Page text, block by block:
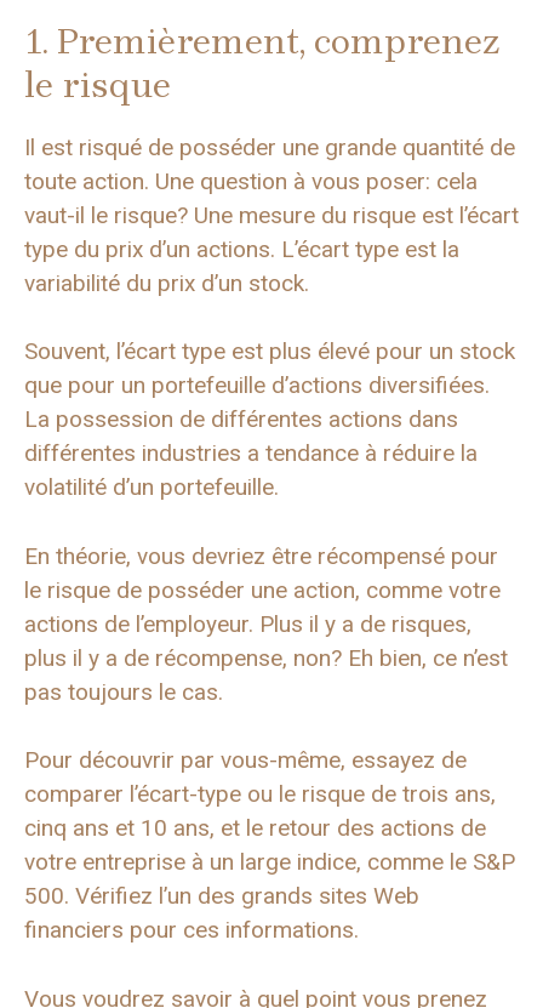
1. Premièrement, comprenez
le risque
Il est risqué de posséder une grande quantité de
toute action. Une question à vous poser: cela
vaut-il le risque? Une mesure du risque est l’écart
type du prix d’un actions. L’écart type est la
variabilité du prix d’un stock.
Souvent, l’écart type est plus élevé pour un stock
que pour un portefeuille d’actions diversifiées.
La possession de différentes actions dans
différentes industries a tendance à réduire la
volatilité d’un portefeuille.
En théorie, vous devriez être récompensé pour
le risque de posséder une action, comme votre
actions de l’employeur. Plus il y a de risques,
plus il y a de récompense, non? Eh bien, ce n’est
pas toujours le cas.
Pour découvrir par vous-même, essayez de
comparer l’écart-type ou le risque de trois ans,
cinq ans et 10 ans, et le retour des actions de
votre entreprise à un large indice, comme le S&P
500. Vérifiez l’un des grands sites Web
financiers pour ces informations.
Vous voudrez savoir à quel point vous prenez